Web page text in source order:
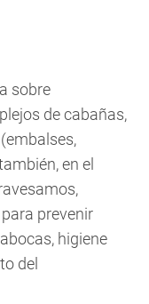
sobre
de cabañas,
en el
prevenir
higiene
del